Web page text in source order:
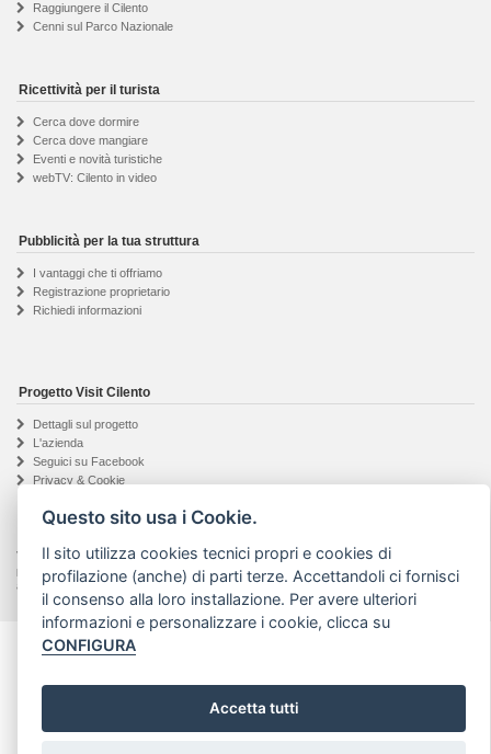
Raggiungere il Cilento
Cenni sul Parco Nazionale
Ricettività per il turista
Cerca dove dormire
Cerca dove mangiare
Eventi e novità turistiche
webTV: Cilento in video
Pubblicità per la tua struttura
I vantaggi che ti offriamo
Registrazione proprietario
Richiedi informazioni
Progetto Visit Cilento
Dettagli sul progetto
L'azienda
Seguici su Facebook
Privacy & Cookie
Visit Cilento ® - Marchio registrato | Testi e foto presenti in questo sito web sono
proprietà dei legittimi autori indicati, vietato l'utilizzo anche parziale |Art Project web
agency- P.IVA: 04201910652
Questo sito usa i Cookie.
Il sito utilizza cookies tecnici propri e cookies di
profilazione (anche) di parti terze. Accettandoli ci fornisci
il consenso alla loro installazione. Per avere ulteriori
informazioni e personalizzare i cookie, clicca su
CONFIGURA
Accetta tutti